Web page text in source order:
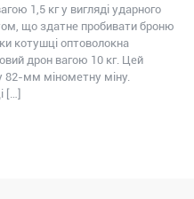
1,5 кг у вигляді ударного
що здатне пробивати броню
котушці оптоволокна
дрон вагою 10 кг. Цей
82-мм мінометну міну.
[…]